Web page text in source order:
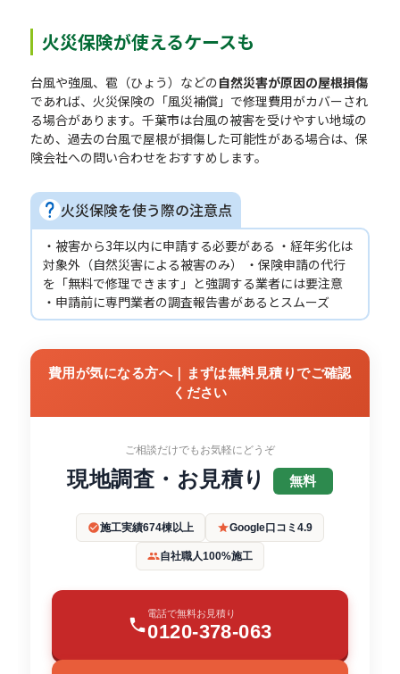
火災保険が使えるケースも
台風や強風、雹（ひょう）などの自然災害が原因の屋根損傷
であれば、火災保険の「風災補償」で修理費用がカバーされ
る場合があります。千葉市は台風の被害を受けやすい地域の
ため、過去の台風で屋根が損傷した可能性がある場合は、保
険会社への問い合わせをおすすめします。
火災保険を使う際の注意点
・被害から3年以内に申請する必要がある ・経年劣化は
対象外（自然災害による被害のみ） ・保険申請の代行
を「無料で修理できます」と強調する業者には要注意
・申請前に専門業者の調査報告書があるとスムーズ
費用が気になる方へ｜まずは無料見積りでご確認
ください
ご相談だけでもお気軽にどうぞ
現地調査・お見積り 無料
施工実績674棟以上 Google口コミ4.9
自社職人100%施工
電話で無料お見積り
0120-378-063